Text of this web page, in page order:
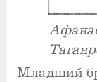
Младший